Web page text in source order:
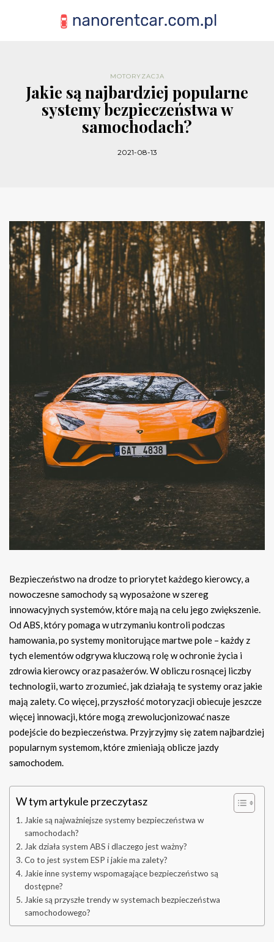
MOTORYZACJA
Jakie są najbardziej popularne
systemy bezpieczeństwa w
samochodach?
2021-08-13
Bezpieczeństwo na drodze to priorytet każdego kierowcy, a
nowoczesne samochody są wyposażone w szereg
innowacyjnych systemów, które mają na celu jego zwiększenie.
Od ABS, który pomaga w utrzymaniu kontroli podczas
hamowania, po systemy monitorujące martwe pole – każdy z
tych elementów odgrywa kluczową rolę w ochronie życia i
zdrowia kierowcy oraz pasażerów. W obliczu rosnącej liczby
technologii, warto zrozumieć, jak działają te systemy oraz jakie
mają zalety. Co więcej, przyszłość motoryzacji obiecuje jeszcze
więcej innowacji, które mogą zrewolucjonizować nasze
podejście do bezpieczeństwa. Przyjrzyjmy się zatem najbardziej
popularnym systemom, które zmieniają oblicze jazdy
samochodem.
W tym artykule przeczytasz
Jakie są najważniejsze systemy bezpieczeństwa w
samochodach?
Jak działa system ABS i dlaczego jest ważny?
Co to jest system ESP i jakie ma zalety?
Jakie inne systemy wspomagające bezpieczeństwo są
dostępne?
Jakie są przyszłe trendy w systemach bezpieczeństwa
samochodowego?